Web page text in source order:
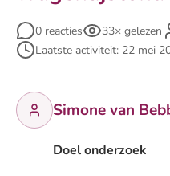
0 reacties 33× gelezen
Laatste activiteit: 22 mei
Simone van
Doel onderzoek